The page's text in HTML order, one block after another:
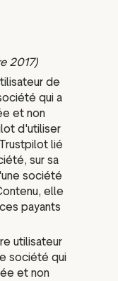
2017)
de
qui a
et non
d'utiliser
lié
sur sa
société
elle
payants
utilisateur
société qui
et non